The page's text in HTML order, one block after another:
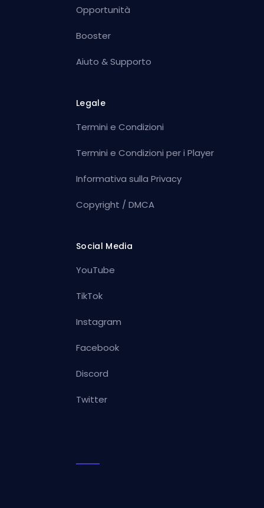
Opportunità
Booster
Aiuto & Supporto
Legale
Termini e Condizioni
Termini e Condizioni per i Player
Informativa sulla Privacy
Copyright / DMCA
Social Media
YouTube
TikTok
Instagram
Facebook
Discord
Twitter